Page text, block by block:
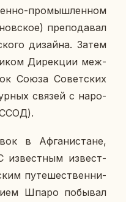
про­мыш­лен­ном
пре­по­да­вал
ди­зай­на. Затем
Ди­рек­ции меж­
Союза Со­вет­ских
связей с на­ро­
в Аф­га­ни­стане,
из­вест­
пу­те­ше­ствен­ни­
Шпаро по­бы­вал